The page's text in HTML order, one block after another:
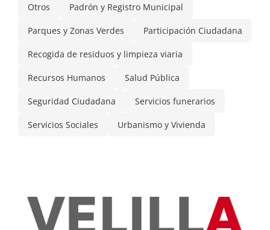
Otros Padrón y Registro Municipal
Parques y Zonas Verdes Participación Ciudadana
Recogida de residuos y limpieza viaria
Recursos Humanos Salud Pública
Seguridad Ciudadana Servicios funerarios
Servicios Sociales Urbanismo y Vivienda